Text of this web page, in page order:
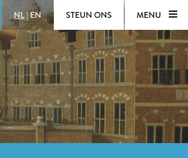
NL| EN STEUN ONS MENU